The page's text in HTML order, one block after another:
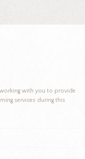
with you to provide
services during this